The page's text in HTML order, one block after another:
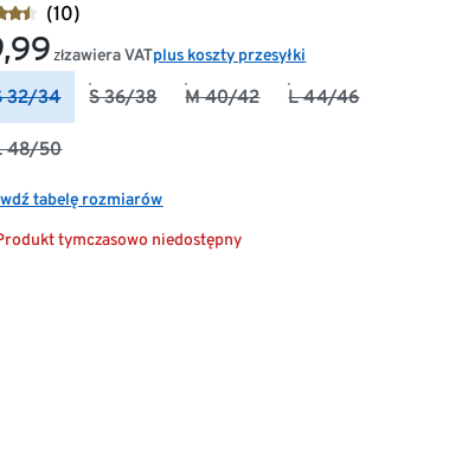
(10)
złzawiera VATplus koszty przesyłki
32/34 S 36/38 M 40/42 L 44/46
48/50
tabelę rozmiarów
tymczasowo niedostępny